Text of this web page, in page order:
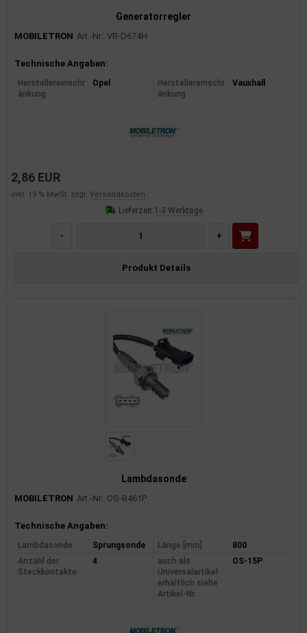
Generatorregler
MOBILETRON Art.-Nr.: VR-D674H
Produktinformationen
Technische Angaben:
Herstellereinschr
änkung
Opel
Herstellereinschr
änkung
Vauxhall
2,86 EUR
inkl. 19 % MwSt. zzgl. Versandkosten
Lieferzeit:1-3 Werktage
- +
Produkt Details
Lambdasonde
MOBILETRON Art.-Nr.: OS-B461P
Produktinformationen
Technische Angaben:
Lambdasonde Sprungsonde Länge [mm]
800
Anzahl der
Steckkontakte
4
auch als
Universalartikel
erhältlich siehe
Artikel-Nr.
OS-15P